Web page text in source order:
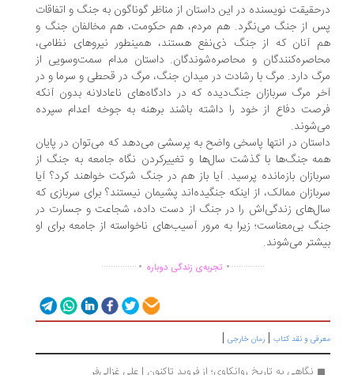
نویسنده در این داستان از مناظر گوناگون به جنگ و اتفاقات
از جنگ می‌نگرد. هم مردم، هم حکومت، هم مخالفان جنگ و
آنان که از جنگ ذی‌نفع هستند، همینطور نیروهای نظامی،
و محاصره‌شوندگان. داستان مدام سمت‌وسویی از
دارد. مرگ با رشادت در میدان جنگ، مرگ در قحطی و سرما و در
مرگ سربازان جنگ‌دیده که در دادگاه‌های ناعادلانه بدون آنکه
دفاع از خود را داشته باشند برهنه به جوخه اعدام سپرده
در انتها پاسخی واضح به پرسشی می‌دهد که می‌توان در پایان
جنگ‌ها با گذشت سال‌ها و تغییرکردن نگاه جامعه به جنگ از
بازمانده پرسید. آیا باز هم در جنگ شرکت خواهند کرد؟ آیا
ممالک، از اینکه جنگیده‌اند پشیمان نیستند؟ برای سربازی که
زندگی‌اش را در جنگ از دست داده، شجاعت و جسارت در
بی‌معناست؛ زیرا به مرور آسیب‌های ناخواسته از جامعه برای او
می‌شوند.
................تجربه‌ی زندگی دوباره ...............
و نقد کتاب|رمان خارجی|